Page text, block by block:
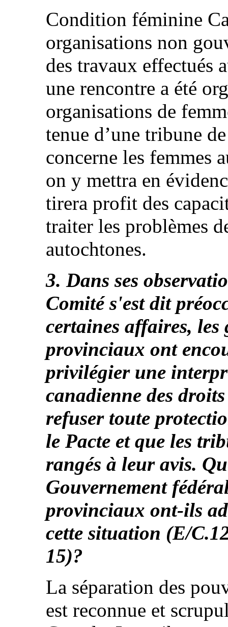
Condition féminine
organisations non
des travaux effectués
une rencontre a été
organisations de
tenue d’une tribune
concerne les femmes
on y mettra en
tirera profit des
traiter les problèmes
autochtones.
3. Dans ses
Comité s'est dit
certaines affaires, les
provinciaux ont
privilégier une
canadienne des
refuser toute
le Pacte et que les
rangés à leur avis.
Gouvernement
provinciaux ont-ils
cette situation (E/
15)?
La séparation des
est reconnue et